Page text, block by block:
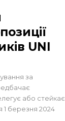
UNI
за
або стейкає
1 березня 2024